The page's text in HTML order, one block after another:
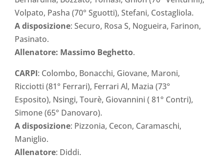
Volpato, Pasha (70° Sguotti), Stefani, Costagliola.
Adisposizione: Securo, Rosa S, Nogueira, Farinon,
Pasinato.
Allenatore: Massimo Beghetto.
CARPI: Colombo, Bonacchi, Giovane, Maroni,
Ricciotti (81° Ferrari), Ferrari Al, Mazia (73°
Esposito), Nsingi, Tourè, Giovannini ( 81° Contri),
Simone (65° Danovaro).
A disposizione: Pizzonia, Cecon, Caramaschi,
Maniglio.
Allenatore: Diddi.